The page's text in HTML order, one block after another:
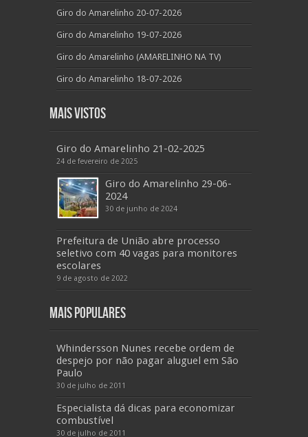
Giro do Amarelinho 20-07-2026
Giro do Amarelinho 19-07-2026
Giro do Amarelinho (AMARELINHO NA TV)
Giro do Amarelinho 18-07-2026
Mais Vistos
Giro do Amarelinho 21-02-2025
24 de fevereiro de 2025
Giro do Amarelinho 29-06-
2024
30 de junho de 2024
Prefeitura de União abre processo
seletivo com 40 vagas para monitores
escolares
9 de agosto de 2022
Mais Populares
Whindersson Nunes recebe ordem de
despejo por não pagar aluguel em São
Paulo
30 de julho de 2011
Especialista dá dicas para economizar
combustível
30 de julho de 2011